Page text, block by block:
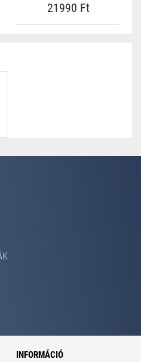
21990 Ft
INFORMÁCIÓ